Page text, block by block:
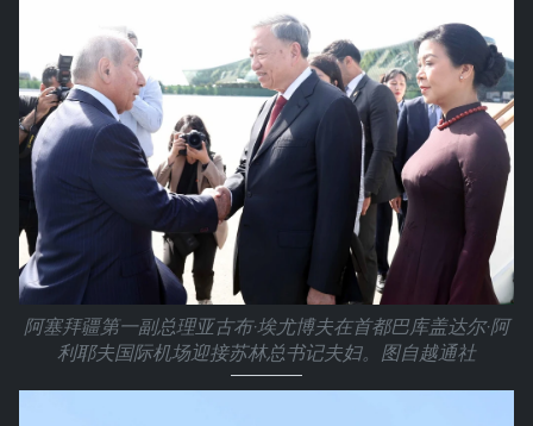
阿塞拜疆第一副总理亚古布·埃尤博夫在首都巴库盖达尔·阿
利耶夫国际机场迎接苏林总书记夫妇。图自越通社